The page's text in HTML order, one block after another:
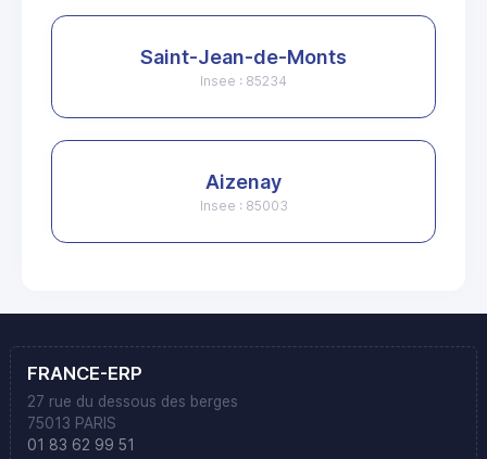
Saint-Jean-de-Monts
Insee : 85234
Aizenay
Insee : 85003
FRANCE-ERP
27 rue du dessous des berges
75013 PARIS
01 83 62 99 51